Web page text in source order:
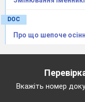
DOC
Про що шепоче
Вкажіть номер